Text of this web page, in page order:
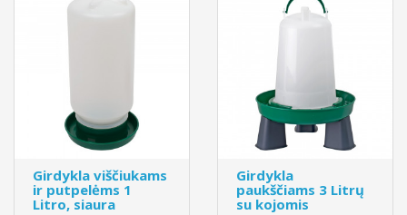
Girdykla viščiukams
ir putpelėms 1
Litro, siaura
Girdykla
paukščiams 3 Litrų
su kojomis